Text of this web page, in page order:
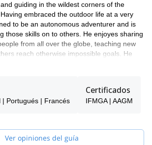
guiding in the wildest corners of the
embraced the outdoor life at a very
to be an autonomous adventurer and is
those skills on to others. He enjoyes sharing
from all over the globe, teaching new
reach otherwise impossible goals. He
experiences in the summer, backcountry
as neighboring Chile, Peru and Bolivia.
| Portugués | Francés
Certificados
IFMGA | AAGM
Ver opiniones del guía